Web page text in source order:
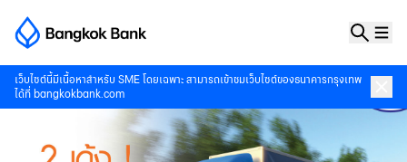
เว็บไซต์นี้มีเนื้อหาสำหรับ SME โดยเฉพาะ สามารถเข้าชมเว็บไซต์ของธนาคารกรุงเทพ
ได้ที่ bangkokbank.com